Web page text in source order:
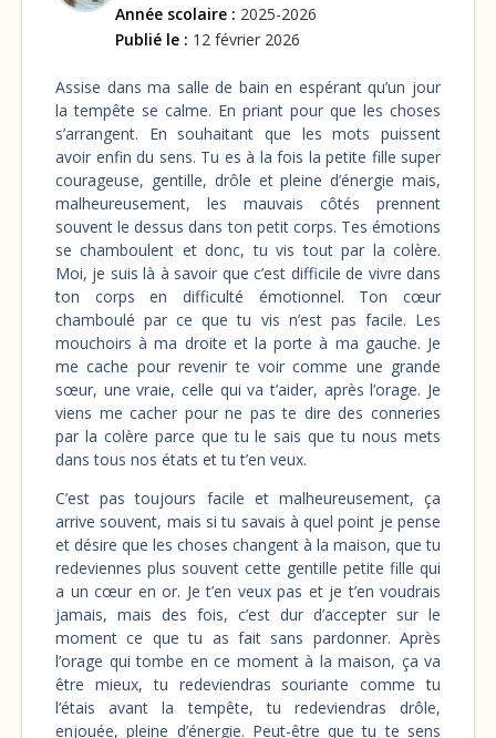
Année scolaire : 2025-2026
Publié le : 12 février 2026
Assise dans ma salle de bain en espérant qu’un jour
la tempête se calme. En priant pour que les choses
s’arrangent. En souhaitant que les mots puissent
avoir enfin du sens. Tu es à la fois la petite fille super
courageuse, gentille, drôle et pleine d’énergie mais,
malheureusement, les mauvais côtés prennent
souvent le dessus dans ton petit corps. Tes émotions
se chamboulent et donc, tu vis tout par la colère.
Moi, je suis là à savoir que c’est difficile de vivre dans
ton corps en difficulté émotionnel. Ton cœur
chamboulé par ce que tu vis n’est pas facile. Les
mouchoirs à ma droite et la porte à ma gauche. Je
me cache pour revenir te voir comme une grande
sœur, une vraie, celle qui va t’aider, après l’orage. Je
viens me cacher pour ne pas te dire des conneries
par la colère parce que tu le sais que tu nous mets
dans tous nos états et tu t’en veux.
C’est pas toujours facile et malheureusement, ça
arrive souvent, mais si tu savais à quel point je pense
et désire que les choses changent à la maison, que tu
redeviennes plus souvent cette gentille petite fille qui
a un cœur en or. Je t’en veux pas et je t’en voudrais
jamais, mais des fois, c’est dur d’accepter sur le
moment ce que tu as fait sans pardonner. Après
l’orage qui tombe en ce moment à la maison, ça va
être mieux, tu redeviendras souriante comme tu
l’étais avant la tempête, tu redeviendras drôle,
enjouée, pleine d’énergie. Peut-être que tu te sens